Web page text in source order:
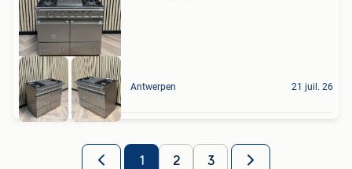
Antwerpen 21 juil. 26
1 2 3